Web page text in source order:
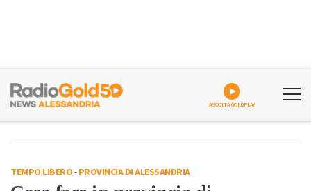
ASCOLTA GOLDPLAY
TEMPO LIBERO-PROVINCIA DI ALESSANDRIA